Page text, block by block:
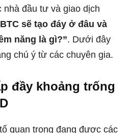
nhà đầu tư và giao dịch
sẽ tạo đáy ở đâu và
năng là gì?”. Dưới đây
chú ý từ các chuyên gia.
đầy khoảng trống
quan trọng đang được các